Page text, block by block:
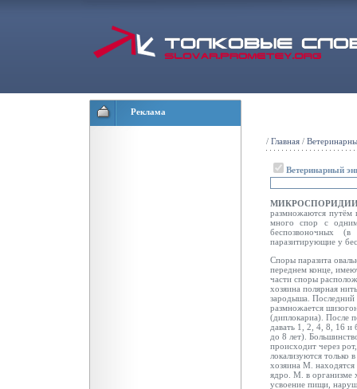
Реклама
/ Главная /
Ветеринарный
размножаются путём
много спор с
беспозвоночных
паразитирующие у
Споры паразита
переднем конце,
части споры
хозяина полярная
зародыша. Последний
размножается
(диплокариа). После
давать 1, 2, 4, 8, 16 и
до 8 лет).
происходит через
локализуются только
хозяина М.
ядро. М. в организме
усвоение пищи,